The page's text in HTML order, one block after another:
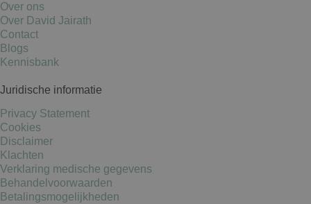
Over ons
Over David Jairath
Contact
Blogs
Kennisbank
Juridische informatie
Privacy Statement
Cookies
Disclaimer
Klachten
Verklaring medische gegevens
Behandelvoorwaarden
Betalingsmogelijkheden